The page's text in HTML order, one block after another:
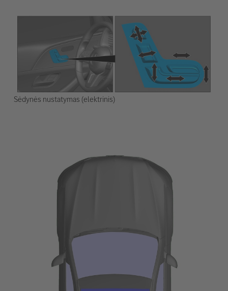
Sėdynės nustatymas (elektrinis)